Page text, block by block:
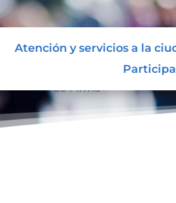
Atención y servicios a la
Participa